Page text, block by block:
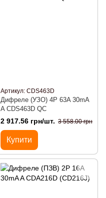
Артикул: CDS463D
Дифреле (УЗО) 4P 63A 30mA
A CDS463D QC
2 917.56 грн/шт. 3 558.00 грн
Купити